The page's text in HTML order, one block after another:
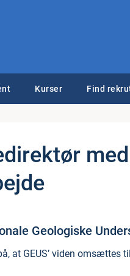
Kurser Find
Geologiske
at GEUS’ viden omsættes